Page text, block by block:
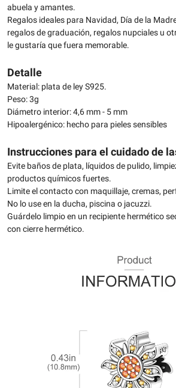
abuela y amantes.
Regalos ideales para Navidad, Día de la
regalos de graduación, regalos nupciales u
le gustaría que fuera memorable.
Detalle
Material: plata de ley S925.
Peso: 3g
Diámetro interior: 4,6 mm - 5 mm
Hipoalergénico: hecho para pieles sensibles
Instrucciones para el cuidado de
Evite baños de plata, líquidos de pulido,
productos químicos fuertes.
Limite el contacto con maquillaje, cremas,
No lo use en la ducha, piscina o jacuzzi.
Guárdelo limpio en un recipiente hermético
con cierre hermético.